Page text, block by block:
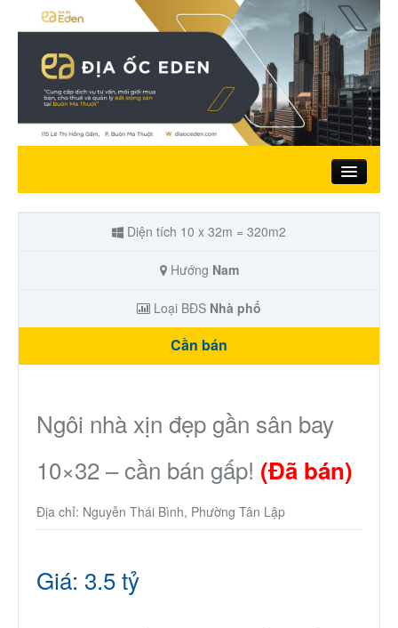
Trang chủ
Đất ở
Biệt thự
Chung cư
Diện tích 10 x 32m = 320m2
Hướng Nam
Loại BĐS Nhà phố
Cần bán
Ngôi nhà xịn đẹp gần sân bay
10×32 – cần bán gấp! (Đã bán)
Địa chỉ: Nguyễn Thái Bình, Phường Tân Lập
Giá: 3.5 tỷ